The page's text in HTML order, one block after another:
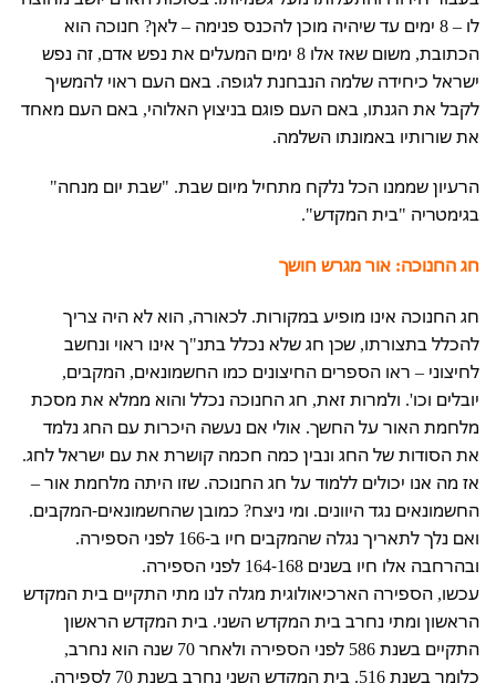
לו – 8 ימים עד שיהיה מוכן להכנס פנימה – לאן? חנוכה הוא
הכתובת, משום שאז אלו 8 ימים המעלים את נפש אדם, זה נפש
ישראל כיחידה שלמה הנבחנת לגופה. באם העם ראוי להמשיך
לקבל את הגנתו, באם העם פוגם בניצוץ האלוהי, באם העם מאחד
את שורותיו באמונתו השלמה.
הרעיון שממנו הכל נלקח מתחיל מיום שבת. "שבת יום מנחה"
בגימטריה "בית המקדש".
חג החנוכה: אור מגרש חושך
חג החנוכה אינו מופיע במקורות. לכאורה, הוא לא היה צריך
להכלל בתצורתו, שכן חג שלא נכלל בתנ"ך אינו ראוי ונחשב
לחיצוני – ראו הספרים החיצונים כמו החשמונאים, המקבים,
יובלים וכו'. ולמרות זאת, חג החנוכה נכלל והוא ממלא את מסכת
מלחמת האור על החשך. אולי אם נעשה היכרות עם החג נלמד
את הסודות של החג ונבין כמה חכמה קושרת את עם ישראל לחג.
אז מה אנו יכולים ללמוד על חג החנוכה. שזו היתה מלחמת אור –
החשמונאים נגד היוונים. ומי ניצח? כמובן שהחשמונאים-המקבים.
ואם נלך לתאריך נגלה שהמקבים חיו ב-166 לפני הספירה.
ובהרחבה אלו חיו בשנים 164-168 לפני הספירה.
עכשו, הספירה הארכיאולוגית מגלה לנו מתי התקיים בית המקדש
הראשון ומתי נחרב בית המקדש השני. בית המקדש הראשון
התקיים בשנת 586 לפני הספירה ולאחר 70 שנה הוא נחרב,
כלומר בשנת 516. בית המקדש השני נחרב בשנת 70 לספירה.